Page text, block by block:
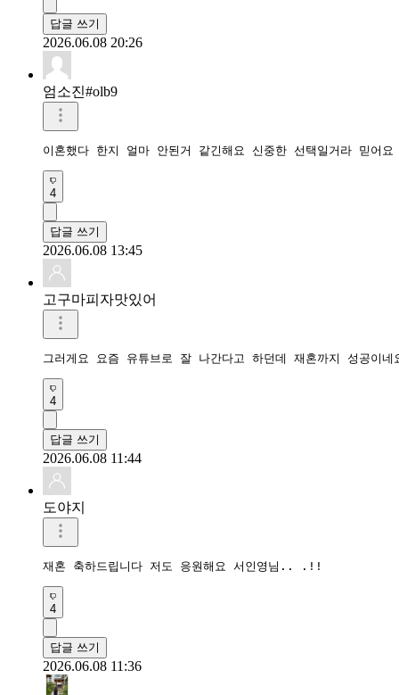
답글 쓰기
2026.06.08 20:26
엄소진#olb9
이혼했다 한지 얼마 안된거 같긴해요 신중한 선택일거라 믿어요
4
답글 쓰기
2026.06.08 13:45
고구마피자맛있어
그러게요 요즘 유튜브로 잘 나간다고 하던데 재혼까지 성공이네
4
답글 쓰기
2026.06.08 11:44
도야지
재혼 축하드립니다 저도 응원해요 서인영님.. .!!
4
답글 쓰기
2026.06.08 11:36